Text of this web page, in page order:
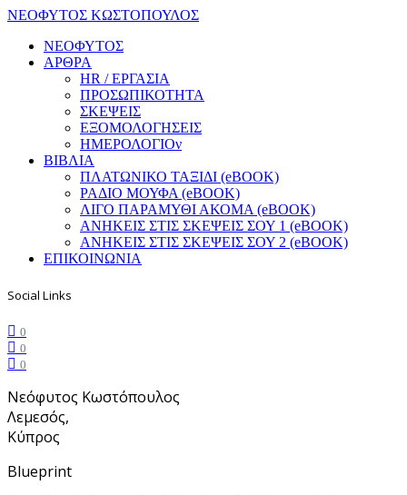
ΝΕΟΦΥΤΟΣ ΚΩΣΤΟΠΟΥΛΟΣ
ΝΕΟΦΥΤΟΣ
ΑΡΘΡΑ
HR / ΕΡΓΑΣΙΑ
ΠΡΟΣΩΠΙΚΟΤΗΤΑ
ΣΚΕΨΕΙΣ
ΕΞΟΜΟΛΟΓΗΣΕΙΣ
ΗΜΕΡΟΛΟΓΙΟν
ΒΙΒΛΙΑ
ΠΛΑΤΩΝΙΚΟ ΤΑΞΙΔΙ (eBOOK)
ΡΑΔΙΟ ΜΟΥΦΑ (eBOOK)
ΛΙΓΟ ΠΑΡΑΜΥΘΙ ΑΚΟΜΑ (eBOOK)
ΑΝΗΚΕΙΣ ΣΤΙΣ ΣΚΕΨΕΙΣ ΣΟΥ 1 (eBOOK)
ΑΝΗΚΕΙΣ ΣΤΙΣ ΣΚΕΨΕΙΣ ΣΟΥ 2 (eBOOK)
ΕΠΙΚΟΙΝΩΝΙΑ
Social Links
0
0
0
Νεόφυτος Κωστόπουλος
Λεμεσός,
Κύπρος
Blueprint